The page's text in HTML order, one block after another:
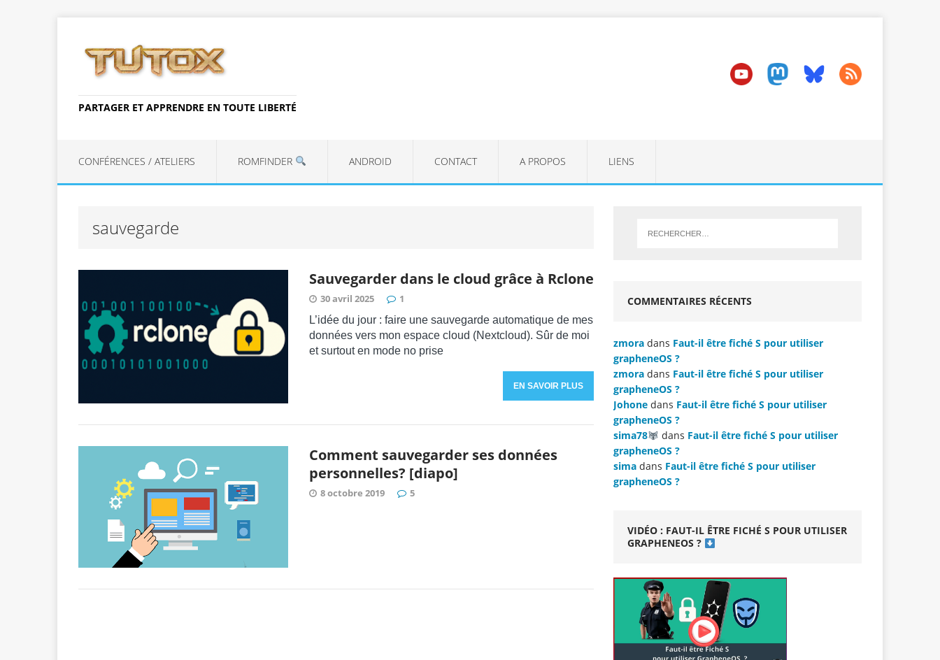
PARTAGER ET APPRENDRE EN TOUTE LIBERTÉ
CONFÉRENCES / ATELIERS ROMFINDER ANDROID CONTACT A PROPOS LIENS
sauvegarde
Sauvegarder dans le cloud grâce à Rclone
30 avril 2025 1
L’idée du jour : faire une sauvegarde automatique de mes
données vers mon espace cloud (Nextcloud). Sûr de moi
et surtout en mode no prise
EN SAVOIR PLUS
Comment sauvegarder ses données
personnelles? [diapo]
8 octobre 2019 5
COMMENTAIRES RÉCENTS
zmora dans Faut-il être fiché S pour utiliser
grapheneOS ?
zmora dans Faut-il être fiché S pour utiliser
grapheneOS ?
Johone dans Faut-il être fiché S pour utiliser
grapheneOS ?
sima78
dans Faut-il être fiché S pour utiliser
grapheneOS ?
sima dans Faut-il être fiché S pour utiliser
grapheneOS ?
VIDÉO : FAUT-IL ÊTRE FICHÉ S POUR UTILISER
GRAPHENEOS ?